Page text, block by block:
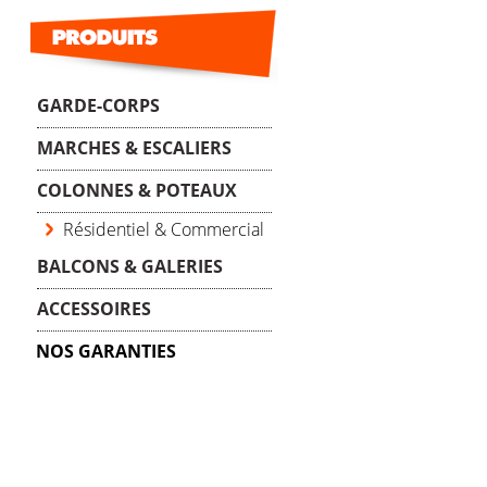
GARDE-CORPS
MARCHES & ESCALIERS
COLONNES & POTEAUX
Résidentiel & Commercial
BALCONS & GALERIES
ACCESSOIRES
NOS GARANTIES